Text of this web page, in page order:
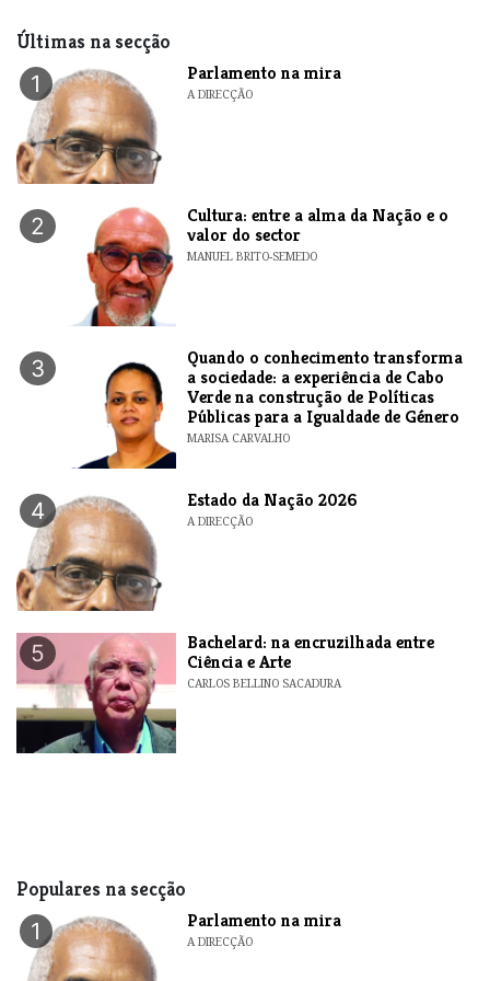
Últimas na secção
1 Parlamento na mira
A DIRECÇÃO
2
Cultura: entre a alma da Nação e o
valor do sector
MANUEL BRITO-SEMEDO
3
Quando o conhecimento transforma
a sociedade: a experiência de Cabo
Verde na construção de Políticas
Públicas para a Igualdade de Género
MARISA CARVALHO
4 Estado da Nação 2026
A DIRECÇÃO
5
Bachelard: na encruzilhada entre
Ciência e Arte
CARLOS BELLINO SACADURA
Populares na secção
1 Parlamento na mira
A DIRECÇÃO